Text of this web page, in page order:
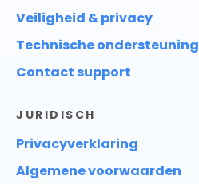
Veiligheid & privacy
Technische ondersteuning
Contact support
JURIDISCH
Privacyverklaring
Algemene voorwaarden